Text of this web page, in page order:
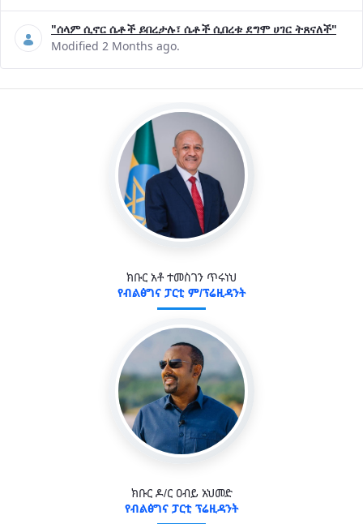
"ሰላም ሲኖር ሴቶች ይበረታሉ፣ ሴቶች ሲበረቱ ደግሞ ሀገር ትጸናለች"-
Modified 2 Months ago.
ክቡር አቶ ተመስገን ጥሩነህ
የብልፅግና ፓርቲ ም/ፕሬዚዳንት
ክቡር ዶ/ር ዐብይ አህመድ
የብልፅግና ፓርቲ ፕሬዚዳንት